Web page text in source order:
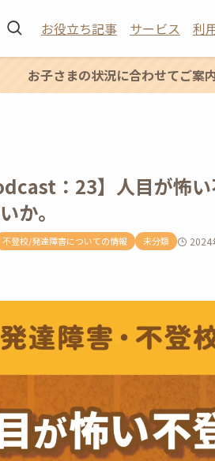
お役立ち記事 サービス 利
お子さまの状況に合わせてご案
：23】人目が怖
か。
不登校/発達障害についての情報 未分類 2024